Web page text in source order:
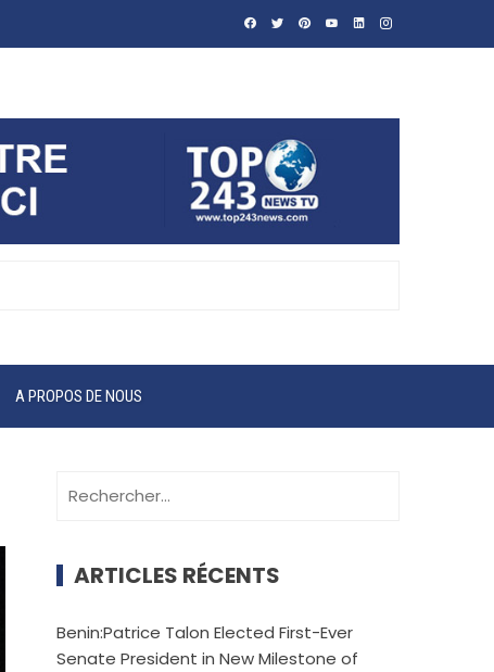
A PROPOS DE NOUS
ARTICLES RÉCENTS
Benin:Patrice Talon Elected First-Ever
Senate President in New Milestone of